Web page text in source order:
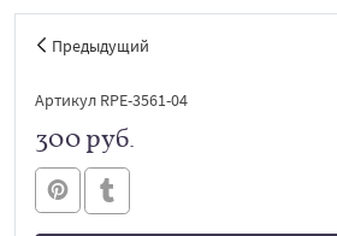
Предыдущий
Артикул RPE-3561-04
300 руб.